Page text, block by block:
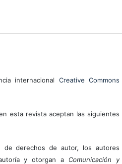
internacional Creative Commons
esta revista aceptan las siguientes
de derechos de autor, los autores
y otorgan a Comunicación y